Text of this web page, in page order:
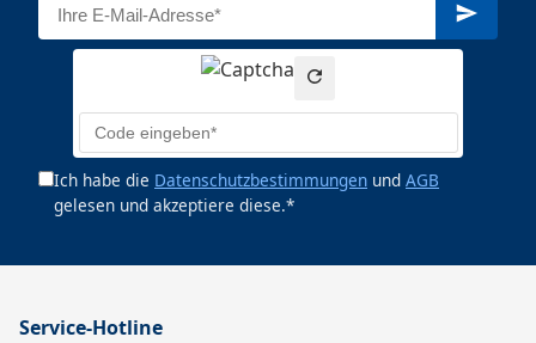
Ich habe die Datenschutzbestimmungen und AGB
gelesen und akzeptiere diese.*
Service-Hotline